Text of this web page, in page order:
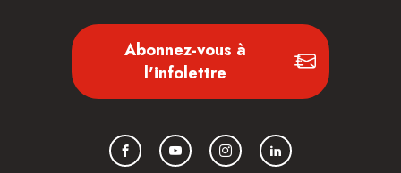
Abonnez-vous à
l'infolettre
FacebookYouTubeInstagramLinkedIn